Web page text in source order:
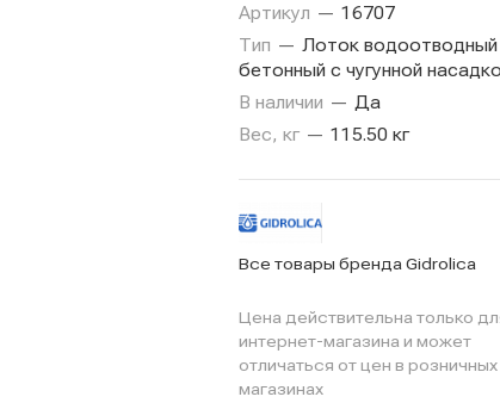
Артикул — 16707
Тип — Лоток водоотводный
бетонный с чугунной
В наличии — Да
Вес, кг — 115.50 кг
Все товары бренда Gidrolica
Цена действительна только
интернет-магазина и может
отличаться от цен в розничных
магазинах